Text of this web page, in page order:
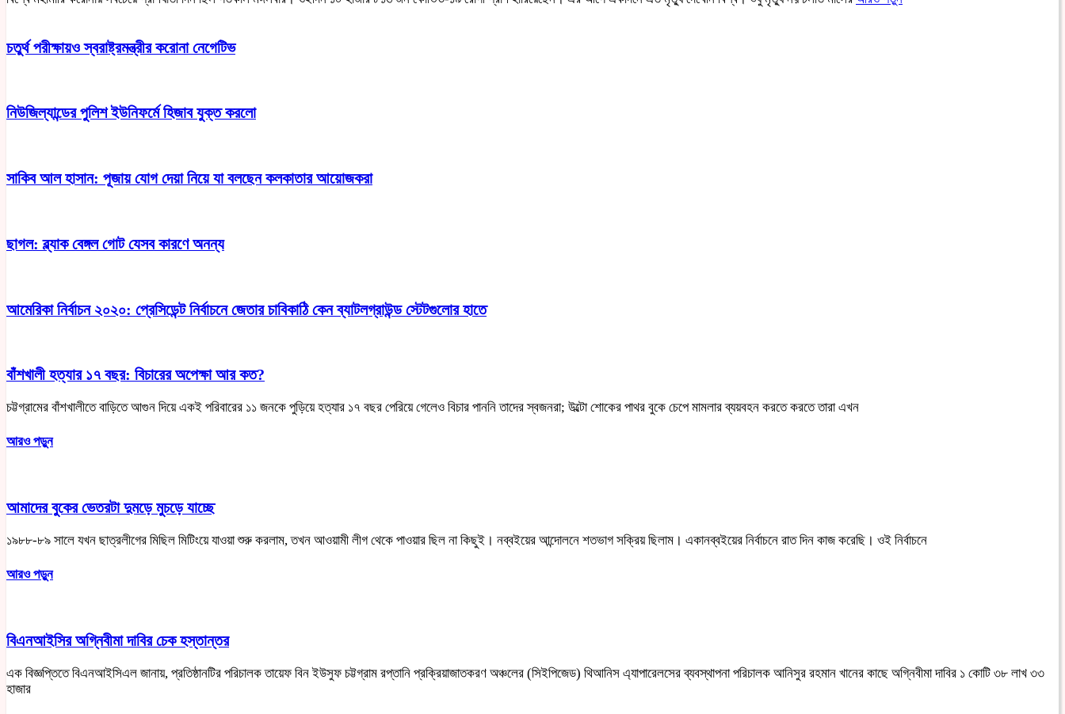
চতুর্থ পরীক্ষায়ও স্বরাষ্ট্রমন্ত্রীর করোনা নেগেটিভ
নিউজিল্যান্ডের পুলিশ ইউনিফর্মে হিজাব যুক্ত করলো
সাকিব আল হাসান: পূজায় যোগ দেয়া নিয়ে যা বলছেন কলকাতার আয়োজকরা
ছাগল: ব্ল্যাক বেঙ্গল গোট যেসব কারণে অনন্য
আমেরিকা নির্বাচন ২০২০: প্রেসিডেন্ট নির্বাচনে জেতার চাবিকাঠি কেন ব্যাটলগ্রাউন্ড স্টেটগুলোর হাতে
বাঁশখালী হত্যার ১৭ বছর: বিচারের অপেক্ষা আর কত?
চট্টগ্রামের বাঁশখালীতে বাড়িতে আগুন দিয়ে একই পরিবারের ১১ জনকে পুড়িয়ে হত্যার ১৭ বছর পেরিয়ে গেলেও বিচার পাননি তাদের স্বজনরা; উল্টো শোকের পাথর বুকে চেপে মামলার ব্যয়বহন করতে করতে তারা এখন
আরও পড়ুন
আমাদের বুকের ভেতরটা দুমড়ে মুচড়ে যাচ্ছে
১৯৮৮-৮৯ সালে যখন ছাত্রলীগের মিছিল মিটিংয়ে যাওয়া শুরু করলাম, তখন আওয়ামী লীগ থেকে পাওয়ার ছিল না কিছুই। নব্বইয়ের আন্দোলনে শতভাগ সক্রিয় ছিলাম। একানব্বইয়ের নির্বাচনে রাত দিন কাজ করেছি। ওই নির্বাচনে
আরও পড়ুন
বিএনআইসির অগ্নিবীমা দাবির চেক হস্তান্তর
এক বিজ্ঞপ্তিতে বিএনআইসিএল জানায়, প্রতিষ্ঠানটির পরিচালক তায়েফ বিন ইউসুফ চট্টগ্রাম রপ্তানি প্রক্রিয়াজাতকরণ অঞ্চলের (সিইপিজেড) থিআনিস এ্যাপারেলসের ব্যবস্থাপনা পরিচালক আনিসুর রহমান খানের কাছে অগ্নিবীমা দাবির ১ কোটি ৩৮ লাখ ৩৩
হাজার